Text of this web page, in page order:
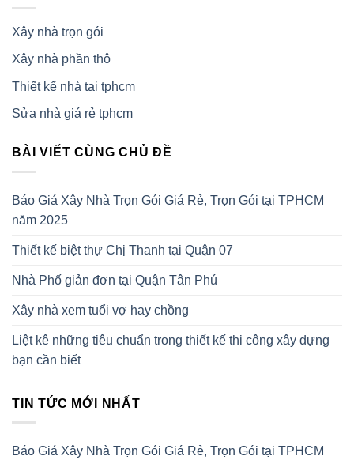
Xây nhà trọn gói
Xây nhà phần thô
Thiết kế nhà tại tphcm
Sửa nhà giá rẻ tphcm
BÀI VIẾT CÙNG CHỦ ĐỀ
Báo Giá Xây Nhà Trọn Gói Giá Rẻ, Trọn Gói tại TPHCM
năm 2025
Thiết kế biệt thự Chị Thanh tại Quận 07
Nhà Phố giản đơn tại Quận Tân Phú
Xây nhà xem tuổi vợ hay chồng
Liệt kê những tiêu chuẩn trong thiết kế thi công xây dựng
bạn cần biết
TIN TỨC MỚI NHẤT
Báo Giá Xây Nhà Trọn Gói Giá Rẻ, Trọn Gói tại TPHCM